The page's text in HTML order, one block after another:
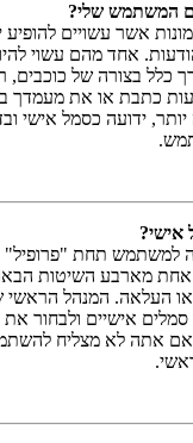
המשתמש שלי?
אשר עשויים
אחד מהם עשוי
כלל בצורה של כוכבים,
כתבת או את מעמדך
ידועה כסמל אישי
אישי?
למשתמש תחת "פרופיל"
העלאה. המנהל הראשי
אישיים ולבחור את
אם אתה לא מצליח